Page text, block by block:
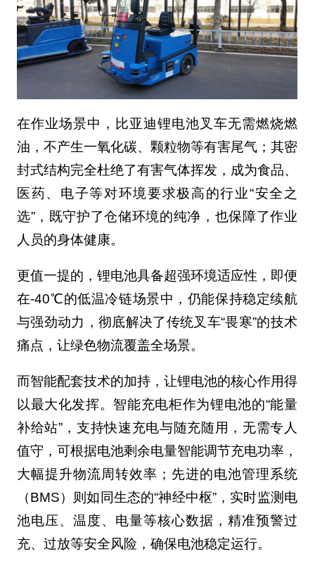
在作业场景中，比亚迪锂电池叉车无需燃烧燃
油，不产生一氧化碳、颗粒物等有害尾气；其密
封式结构完全杜绝了有害气体挥发，成为食品、
医药、电子等对环境要求极高的行业“安全之
选”，既守护了仓储环境的纯净，也保障了作业
人员的身体健康。
更值一提的，锂电池具备超强环境适应性，即便
在-40℃的低温冷链场景中，仍能保持稳定续航
与强劲动力，彻底解决了传统叉车“畏寒”的技术
痛点，让绿色物流覆盖全场景。
而智能配套技术的加持，让锂电池的核心作用得
以最大化发挥。智能充电柜作为锂电池的“能量
补给站”，支持快速充电与随充随用，无需专人
值守，可根据电池剩余电量智能调节充电功率，
大幅提升物流周转效率；先进的电池管理系统
（BMS）则如同生态的“神经中枢”，实时监测电
池电压、温度、电量等核心数据，精准预警过
充、过放等安全风险，确保电池稳定运行。